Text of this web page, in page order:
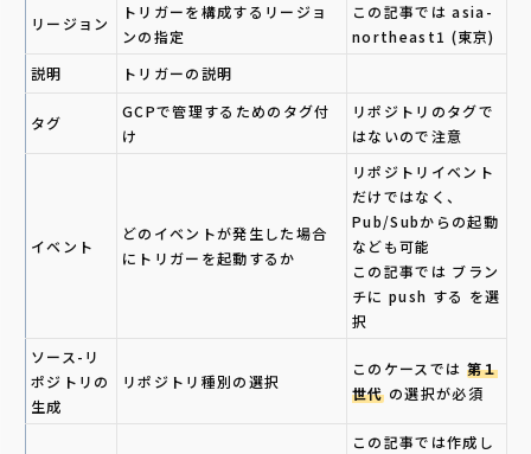
リージョン
トリガーを構成するリージョ
ンの指定
この記事では asia-
northeast1 (東京)
説明
トリガーの説明
タグ
GCPで管理するためのタグ付
け
リポジトリのタグで
はないので注意
イベント
どのイベントが発生した場合
にトリガーを起動するか
リポジトリイベント
だけではなく、
Pub/Subからの起動
なども可能
この記事では ブラン
チに push する を選
択
ソース-リ
ポジトリの
生成
リポジトリ種別の選択
このケースでは 第１
世代の選択が必須
この記事では作成し